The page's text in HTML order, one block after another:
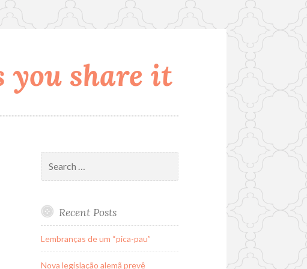
you share it
for:
Recent Posts
Lembranças de um “pica-pau”
Nova legislação alemã prevê